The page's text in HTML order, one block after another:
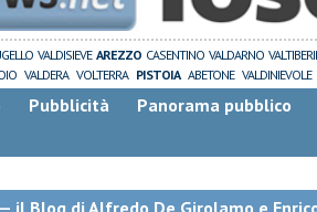
VALDISIEVE AREZZO CASENTINO VALDARNO
VALDERA VOLTERRA PISTOIA ABETONE VALDINIEVOLE
Pubblicità
Panorama pubblico
— il Blog di Alfredo De Girolamo e